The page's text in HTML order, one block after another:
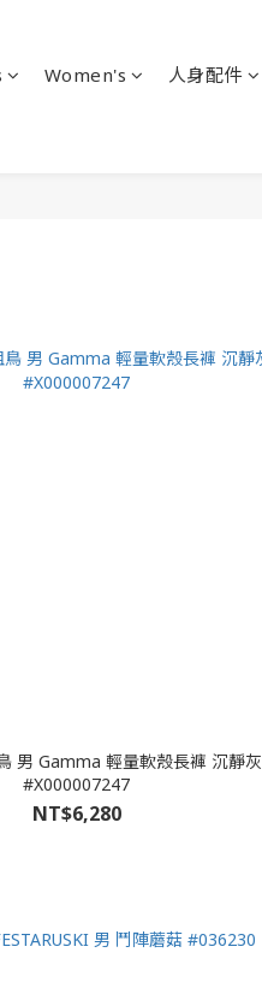
Women's 人身配件
男 Gamma 輕量軟殼長褲 沉靜灰
#X000007247
NT$6,280